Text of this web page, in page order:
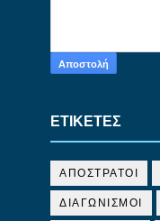
ΕΤΙΚΕΤΕΣ
ΑΠΟΣΤΡΑΤΟΙ
ΔΙΑΓΩΝΙΣΜΟΙ